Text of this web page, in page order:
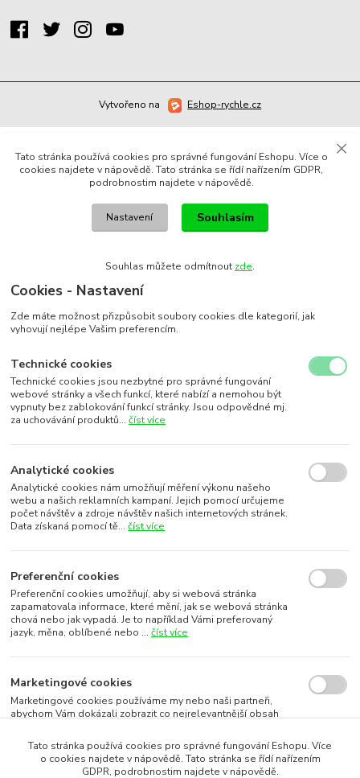
Vytvořeno na Eshop-rychle.cz
Tato stránka používá cookies pro správné fungování Eshopu. Více o
cookies najdete v nápovědě. Tato stránka se řídí nařízením GDPR,
podrobnostim najdete v nápovědě.
Nastavení Souhlasím
Souhlas můžete odmítnout zde.
Cookies - Nastavení
Zde máte možnost přizpůsobit soubory cookies dle kategorií, jak
vyhovují nejlépe Vašim preferencím.
Technické cookies
Technické cookies jsou nezbytné pro správné fungování
webové stránky a všech funkcí, které nabízí a nemohou být
vypnuty bez zablokování funkcí stránky. Jsou odpovědné mj.
za uchovávání produktů...číst více
Analytické cookies
Analytické cookies nám umožňují měření výkonu našeho
webu a našich reklamních kampaní. Jejich pomocí určujeme
počet návštěv a zdroje návštěv našich internetových stránek.
Data získaná pomocí tě...číst více
Preferenční cookies
Preferenční cookies umožňují, aby si webová stránka
zapamatovala informace, které mění, jak se webová stránka
chová nebo jak vypadá. Je to například Vámi preferovaný
jazyk, měna, oblíbené nebo ...číst více
Marketingové cookies
Marketingové cookies používáme my nebo naši partneři,
abychom Vám dokázali zobrazit co nejrelevantnější obsah
subjektů. To je možn... číst více
Tato stránka používá cookies pro správné fungování Eshopu. Více
o cookies najdete v nápovědě. Tato stránka se řídí nařízením
GDPR, podrobnostim najdete v nápovědě.